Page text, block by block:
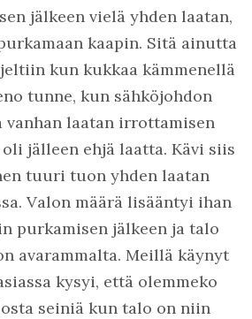
jälkeen vielä yhden laatan,
kaapin. Sitä ainutta
kun kukkaa kämmenellä
tunne, kun sähköjohdon
vanhan laatan irrottamisen
jälleen ehjä laatta. Kävi siis
tuuri tuon yhden laatan
Valon määrä lisääntyi ihan
purkamisen jälkeen ja talo
avarammalta. Meillä käynyt
kysyi, että olemmeko
seiniä kun talo on niin